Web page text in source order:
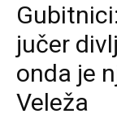
jučer
onda je
Veleža